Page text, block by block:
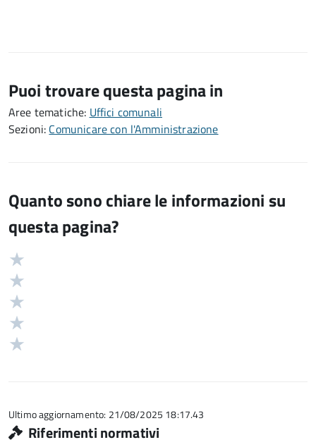
Puoi trovare questa pagina in
Aree tematiche: Uffici comunali
Sezioni: Comunicare con l'Amministrazione
Quanto sono chiare le informazioni su
questa pagina?
Valutazione
5
Ultimo aggiornamento: 21/08/2025 18:17.43
Riferimenti normativi